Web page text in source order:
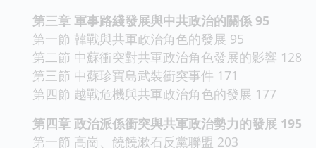
第三章 軍事路綫發展與中共政治的關係 95
第一節 韓戰與共軍政治角色的發展 95
第二節 中蘇衝突對共軍政治角色發展的影響 128
第三節 中蘇珍寶島武裝衝突事件 171
第四節 越戰危機與共軍政治角色的發展 177
第四章 政治派係衝突與共軍政治勢力的發展 195
第一節 高崗、饒饒漱石反黨聯盟 203